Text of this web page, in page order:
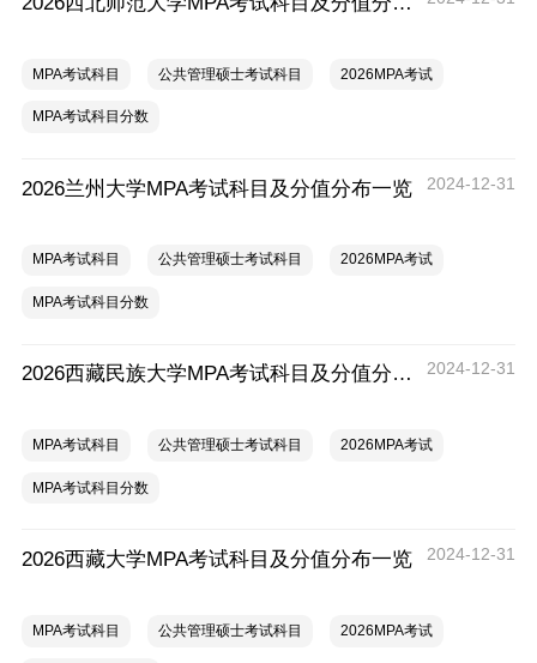
MPA考试科目 公共管理硕士考试科目 2026MPA考试
MPA考试科目分数
2026兰州大学MPA考试科目及分值分布一览 2024-12-31
MPA考试科目 公共管理硕士考试科目 2026MPA考试
MPA考试科目分数
2026西藏民族大学MPA考试科目及分值分布一览 2024-12-31
MPA考试科目 公共管理硕士考试科目 2026MPA考试
MPA考试科目分数
2026西藏大学MPA考试科目及分值分布一览 2024-12-31
MPA考试科目 公共管理硕士考试科目 2026MPA考试